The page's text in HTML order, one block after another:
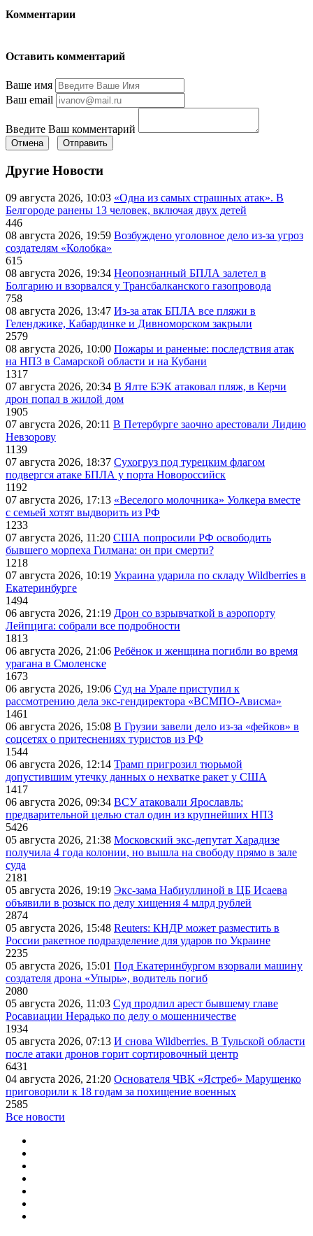
Комментарии
Оставить комментарий
Ваше имя
Ваш email
Введите Ваш комментарий
Отмена Отправить
Другие Новости
09 августа 2026, 10:03 «Одна из самых страшных атак». В
Белгороде ранены 13 человек, включая двух детей
446
08 августа 2026, 19:59 Возбуждено уголовное дело из-за угроз
создателям «Колобка»
615
08 августа 2026, 19:34 Неопознанный БПЛА залетел в
Болгарию и взорвался у Трансбалканского газопровода
758
08 августа 2026, 13:47 Из-за атак БПЛА все пляжи в
Геленджике, Кабардинке и Дивноморском закрыли
2579
08 августа 2026, 10:00 Пожары и раненые: последствия атак
на НПЗ в Самарской области и на Кубани
1317
07 августа 2026, 20:34 В Ялте БЭК атаковал пляж, в Керчи
дрон попал в жилой дом
1905
07 августа 2026, 20:11 В Петербурге заочно арестовали Лидию
Невзорову
1139
07 августа 2026, 18:37 Сухогруз под турецким флагом
подвергся атаке БПЛА у порта Новороссийск
1192
07 августа 2026, 17:13 «Веселого молочника» Уолкера вместе
с семьей хотят выдворить из РФ
1233
07 августа 2026, 11:20 США попросили РФ освободить
бывшего морпеха Гилмана: он при смерти?
1218
07 августа 2026, 10:19 Украина ударила по складу Wildberries в
Екатеринбурге
1494
06 августа 2026, 21:19 Дрон со взрывчаткой в аэропорту
Лейпцига: собрали все подробности
1813
06 августа 2026, 21:06 Ребёнок и женщина погибли во время
урагана в Смоленске
1673
06 августа 2026, 19:06 Суд на Урале приступил к
рассмотрению дела экс-гендиректора «ВСМПО-Ависма»
1461
06 августа 2026, 15:08 В Грузии завели дело из-за «фейков» в
соцсетях о притеснениях туристов из РФ
1544
06 августа 2026, 12:14 Трамп пригрозил тюрьмой
допустившим утечку данных о нехватке ракет у США
1417
06 августа 2026, 09:34 ВСУ атаковали Ярославль:
предварительной целью стал один из крупнейших НПЗ
5426
05 августа 2026, 21:38 Московский экс-депутат Харадизе
получила 4 года колонии, но вышла на свободу прямо в зале
суда
2181
05 августа 2026, 19:19 Экс-зама Набиуллиной в ЦБ Исаева
объявили в розыск по делу хищения 4 млрд рублей
2874
05 августа 2026, 15:48 Reuters: КНДР может разместить в
России ракетное подразделение для ударов по Украине
2235
05 августа 2026, 15:01 Под Екатеринбургом взорвали машину
создателя дрона «Упырь», водитель погиб
2080
05 августа 2026, 11:03 Суд продлил арест бывшему главе
Росавиации Нерадько по делу о мошенничестве
1934
05 августа 2026, 07:13 И снова Wildberries. В Тульской области
после атаки дронов горит сортировочный центр
6431
04 августа 2026, 21:20 Основателя ЧВК «Ястреб» Марущенко
приговорили к 18 годам за похищение военных
2585
Все новости